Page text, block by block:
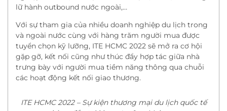
lữ hành outbound nước ngoài,…
Với sự tham gia của nhiều doanh nghiệp du lịch trong
và ngoài nước cùng với hàng trăm người mua được
tuyển chọn kỹ lưỡng, ITE HCMC 2022 sẽ mở ra cơ hội
gặp gỡ, kết nối cũng như thúc đẩy hợp tác giữa nhà
trưng bày với người mua tiềm năng thông qua chuỗi
các hoạt động kết nối giao thương.
ITE HCMC 2022 – Sự kiện thương mại du lịch quốc tế